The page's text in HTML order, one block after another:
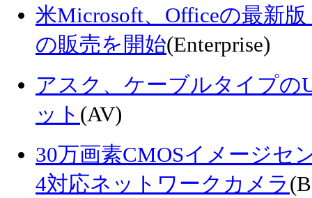
米Microsoft、Officeの最新
の販売を開始(Enterprise)
アスク、ケーブルタイプの
ット (AV)
30万画素CMOSイメージセ
4対応ネットワークカメラ